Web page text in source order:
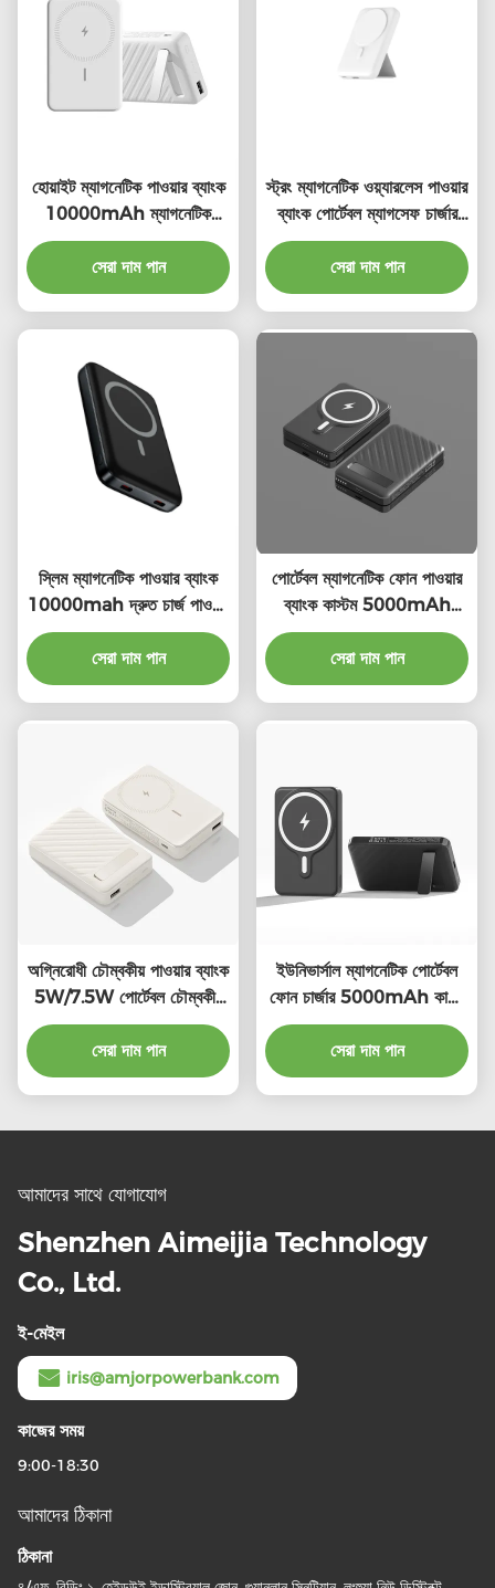
হোয়াইট ম্যাগনেটিক পাওয়ার ব্যাংক
10000mAh ম্যাগনেটিক
পোর্টেবল চার্জার
সেরা দাম পান
স্ট্রং ম্যাগনেটিক ওয়্যারলেস পাওয়ার
ব্যাংক পোর্টেবল ম্যাগসেফ চার্জার
পাওয়ার ব্যাংক 10000mAh
সেরা দাম পান
স্লিম ম্যাগনেটিক পাওয়ার ব্যাংক
10000mah দ্রুত চার্জ পাওয়ার
ব্যাংক নিরাপদ
সেরা দাম পান
পোর্টেবল ম্যাগনেটিক ফোন পাওয়ার
ব্যাংক কাস্টম 5000mAh
ম্যাগনেটিক পাওয়ার ব্যাংক
সেরা দাম পান
অগ্নিরোধী চৌম্বকীয় পাওয়ার ব্যাংক
5W/7.5W পোর্টেবল চৌম্বকীয়
ওয়্যারলেস চার্জার
সেরা দাম পান
ইউনিভার্সাল ম্যাগনেটিক পোর্টেবল
ফোন চার্জার 5000mAh কালো
ভাঁজযোগ্য পাওয়ার ব্যাংক
সেরা দাম পান
আমাদের সাথে যোগাযোগ
Shenzhen Aimeijia Technology
Co., Ltd.
ই-মেইল
iris@amjorpowerbank.com
কাজের সময়
9:00-18:30
আমাদের ঠিকানা
ঠিকানা